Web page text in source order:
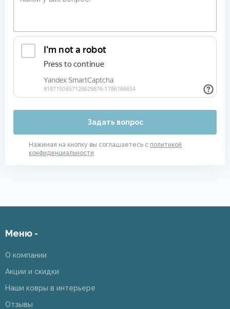
Задать вопрос
Нажимая на кнопку вы соглашаетесь с политикой
конфиденциальности
Меню -
О компании
Акции и скидки
Наши ковры в интерьере
Отзывы